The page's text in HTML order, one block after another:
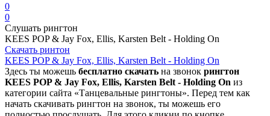
0
0
Слушать рингтон
KEES POP & Jay Fox, Ellis, Karsten Belt - Holding On
Скачать ринтон
KEES POP & Jay Fox, Ellis, Karsten Belt - Holding On
Здесь ты можешь бесплатно скачать на звонок рингтон
KEES POP & Jay Fox, Ellis, Karsten Belt - Holding On из
категории сайта «Танцевальные рингтоны». Перед тем как
начать скачивать рингтон на звонок, ты можешь его